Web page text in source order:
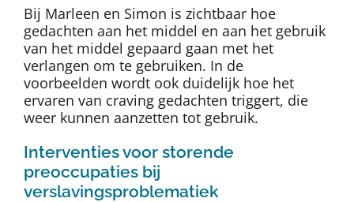
Bij Marleen en Simon is zichtbaar hoe
gedachten aan het middel en aan het gebruik
van het middel gepaard gaan met het
verlangen om te gebruiken. In de
voorbeelden wordt ook duidelijk hoe het
ervaren van craving gedachten triggert, die
weer kunnen aanzetten tot gebruik.
Interventies voor storende
preoccupaties bij
verslavingsproblematiek